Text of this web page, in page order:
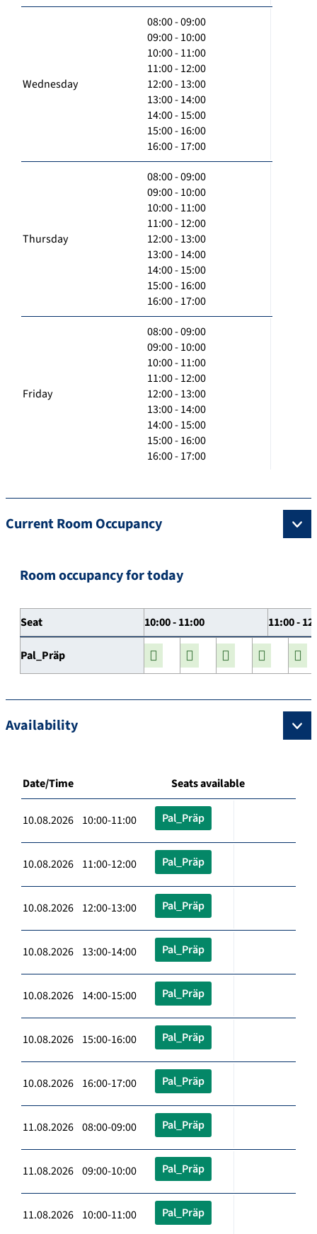
Wednesday
08:00 - 09:00
09:00 - 10:00
10:00 - 11:00
11:00 - 12:00
12:00 - 13:00
13:00 - 14:00
14:00 - 15:00
15:00 - 16:00
16:00 - 17:00
Thursday
08:00 - 09:00
09:00 - 10:00
10:00 - 11:00
11:00 - 12:00
12:00 - 13:00
13:00 - 14:00
14:00 - 15:00
15:00 - 16:00
16:00 - 17:00
Friday
08:00 - 09:00
09:00 - 10:00
10:00 - 11:00
11:00 - 12:00
12:00 - 13:00
13:00 - 14:00
14:00 - 15:00
15:00 - 16:00
16:00 - 17:00
Current Room Occupancy
Room occupancy for today
Seat 10:00 - 11:00 11:00 -
Pal_Präp
Availability
Date/Time Seats available
10.08.2026 10:00-11:00 Pal_Präp
10.08.2026 11:00-12:00 Pal_Präp
10.08.2026 12:00-13:00 Pal_Präp
10.08.2026 13:00-14:00 Pal_Präp
10.08.2026 14:00-15:00 Pal_Präp
10.08.2026 15:00-16:00 Pal_Präp
10.08.2026 16:00-17:00 Pal_Präp
11.08.2026 08:00-09:00 Pal_Präp
11.08.2026 09:00-10:00 Pal_Präp
11.08.2026 10:00-11:00 Pal_Präp